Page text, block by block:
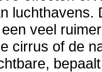
veel
cirrus of de